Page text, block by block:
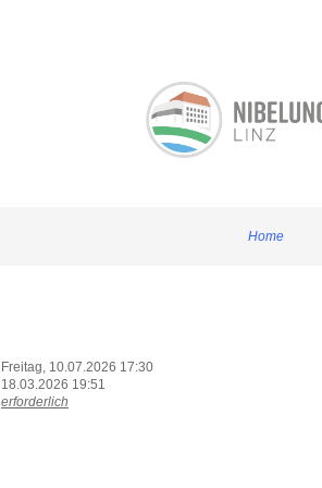
Home
Freitag, 10.07.2026 17:30
18.03.2026 19:51
erforderlich